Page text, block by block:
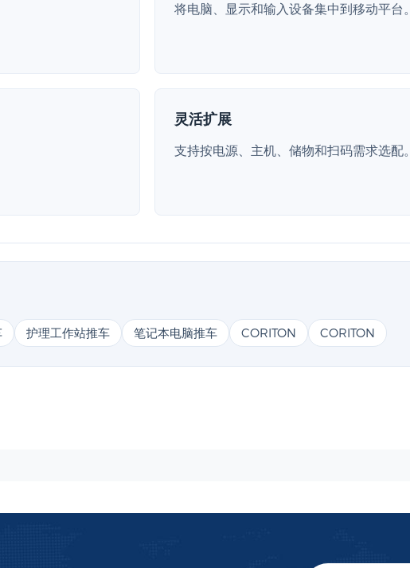
将电脑、显示和输入设备集中到移动平台。
灵活扩展
支持按电源、主机、储物和扫码需求选配。
护理工作站推车 笔记本电脑推车 CORITON CORITON